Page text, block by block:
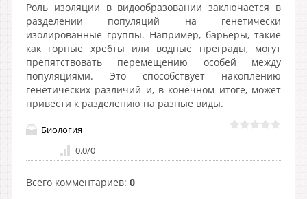
Роль изоляции в видообразовании заключается в
разделении популяций на генетически
изолированные группы. Например, барьеры, такие
как горные хребты или водные преграды, могут
препятствовать перемещению особей между
популяциями. Это способствует накоплению
генетических различий и, в конечном итоге, может
привести к разделению на разные виды.
Биология
0.0/0
Всего комментариев: 0